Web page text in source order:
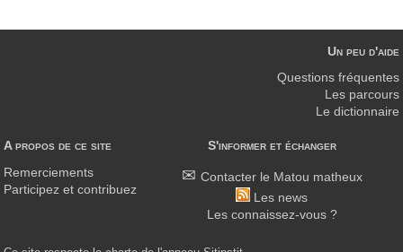
A propos de ce site
Remerciements
Participez et contribuez
S'informer et échanger
Contacter le Matou matheux
Les news
Les connaissez-vous ?
Un peu d'aide
Questions fréquentes
Les parcours
Le dictionnaire